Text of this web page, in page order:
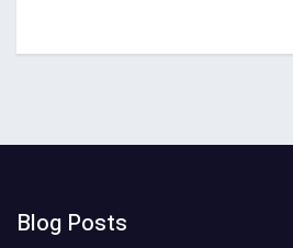
Blog Posts